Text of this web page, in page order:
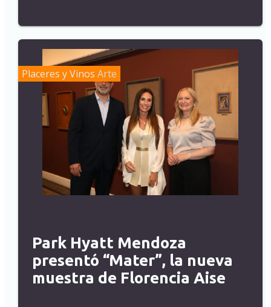
Placeres y Vinos Arte
Park Hyatt Mendoza
presentó “Mater”, la nueva
muestra de Florencia Aise